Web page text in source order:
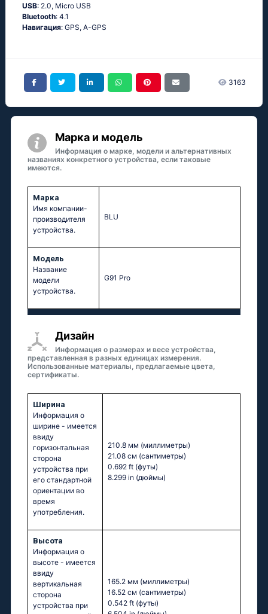
USB: 2.0, Micro USB
Bluetooth: 4.1
Навигация: GРS, А-GРS
3163
Марка и модель
Информация о марке, модели и альтернативных
названиях конкретного устройства, если таковые
имеются.
Марка
Имя компании-
производителя
устройства.
BLU
Модель
Название
модели
устройства.
G91 Pro
Дизайн
Информация о размерах и весе устройства,
представленная в разных единицах измерения.
Использованные материалы, предлагаемые цвета,
сертификаты.
Ширина
Информация о
ширине - имеется
ввиду
горизонтальная
сторона
устройства при
его стандартной
ориентации во
время
употребления.
210.8 мм (миллиметры)
21.08 см (сантиметры)
0.692 ft (футы)
8.299 in (дюймы)
Высота
Информация о
высоте - имеется
ввиду
вертикальная
сторона
устройства при
165.2 мм (миллиметры)
16.52 см (сантиметры)
0.542 ft (футы)